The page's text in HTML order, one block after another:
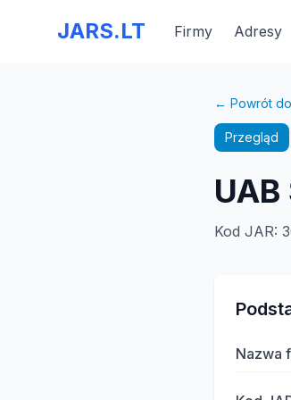
JARS.LT Firmy Adresy
← Powrót
Przegląd
Kod JAR:
Nazwa